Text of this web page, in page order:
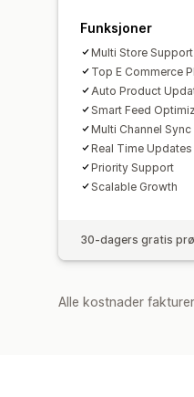
Funksjoner
Multi Store Support
Top E Commerce
Auto Product
Smart Feed
Multi Channel Sync
Real Time Updates
Priority Support
Scalable Growth
30-dagers gratis
Alle kostnader